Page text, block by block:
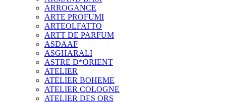
ARROGANCE
ARTE PROFUMI
ARTEOLFATTO
ARTT DE PARFUM
ASDAAF
ASGHARALI
ASTRE D*ORIENT
ATELIER
ATELIER BOHEME
ATELIER COLOGNE
ATELIER DES ORS